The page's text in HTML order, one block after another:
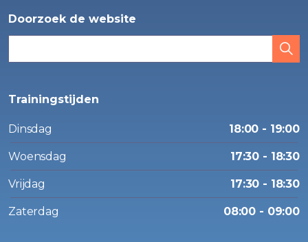
Doorzoek de website
Trainingstijden
Dinsdag 18:00 - 19:00
Woensdag 17:30 - 18:30
Vrijdag 17:30 - 18:30
Zaterdag 08:00 - 09:00